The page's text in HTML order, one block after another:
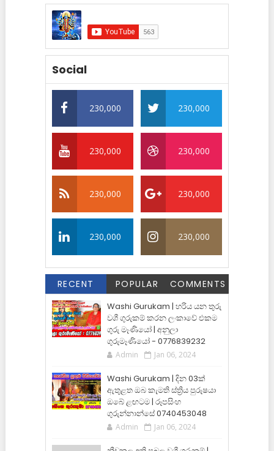
Social
230,000 230,000
230,000 230,000
230,000 230,000
230,000 230,000
RECENT POPULAR COMMENTS
Washi Gurukam | හරිය යන තුරු
වශී ගුරුකම් කරන ලංකාවේ එකම
ගුරු මෑණියෝ | අනුලා
ගුරුමෑණියෝ - 0776839232
Admin Jan 06, 2024
Washi Gurukam | දින 03ක්
ඇතුළත ඔබ කැමති ස්ත්‍රිය පුරුෂයා
ඔබේ ළඟටම | රූපසිංහ
ගුරුන්නාන්සේ 0740453048
Admin Jan 06, 2024